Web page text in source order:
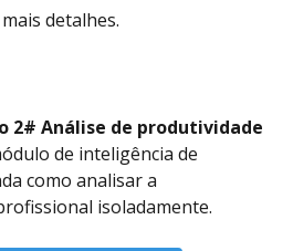
detalhes.
2# Análise de produtividade
de inteligência de
como analisar a
isoladamente.